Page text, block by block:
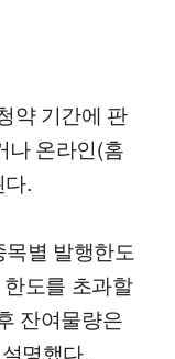
약 기간에 판
나 온라인(홈
다.
별 발행한도
도를 초과할
잔여물량은
명했다.